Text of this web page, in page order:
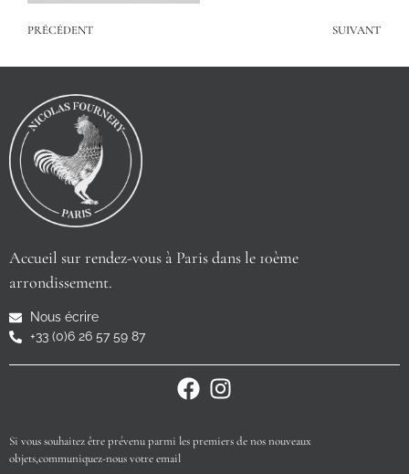
PRÉCÉDENT SUIVANT
Accueil sur rendez-vous à Paris dans le 10ème
arrondissement.
Nous écrire
+33 (0)6 26 57 59 87
Si vous souhaitez être prévenu parmi les premiers de nos nouveaux
objets,communiquez-nous votre email